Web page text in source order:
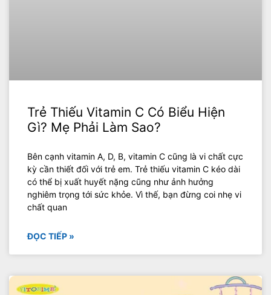
Trẻ Thiếu Vitamin C Có Biểu Hiện
Gì? Mẹ Phải Làm Sao?
Bên cạnh vitamin A, D, B, vitamin C cũng là vi chất cực
kỳ cần thiết đối với trẻ em. Trẻ thiếu vitamin C kéo dài
có thể bị xuất huyết nặng cũng như ảnh hưởng
nghiêm trọng tới sức khỏe. Vì thế, bạn đừng coi nhẹ vi
chất quan
ĐỌC TIẾP »